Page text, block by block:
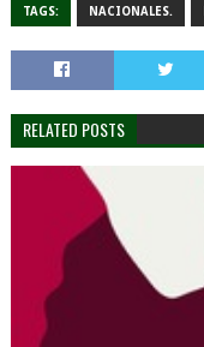
TAGS: NACIONALES.
RELATED POSTS